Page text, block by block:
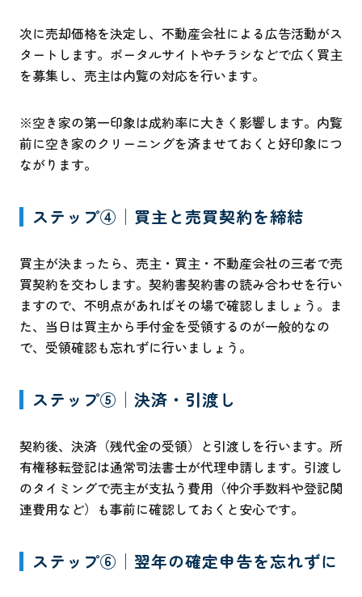
次に売却価格を決定し、不動産会社による広告活動がス
タートします。ポータルサイトやチラシなどで広く買主
を募集し、売主は内覧の対応を行います。
※空き家の第一印象は成約率に大きく影響します。内覧
前に空き家のクリーニングを済ませておくと好印象につ
ながります。
ステップ④│買主と売買契約を締結
買主が決まったら、売主・買主・不動産会社の三者で売
買契約を交わします。契約書契約書の読み合わせを行い
ますので、不明点があればその場で確認しましょう。ま
た、当日は買主から手付金を受領するのが一般的なの
で、受領確認も忘れずに行いましょう。
ステップ⑤│決済・引渡し
契約後、決済（残代金の受領）と引渡しを行います。所
有権移転登記は通常司法書士が代理申請します。引渡し
のタイミングで売主が支払う費用（仲介手数料や登記関
連費用など）も事前に確認しておくと安心です。
ステップ⑥│翌年の確定申告を忘れずに